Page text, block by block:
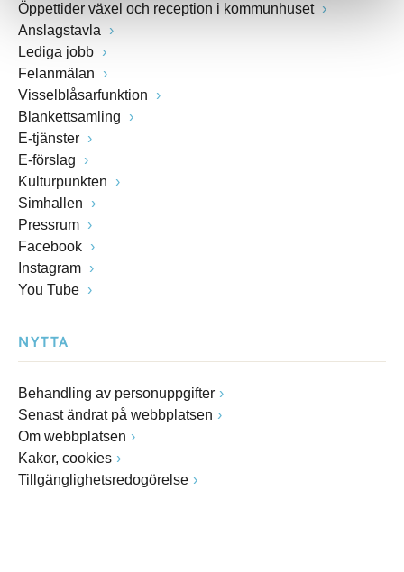
Öppettider växel och reception i kommunhuset
Anslagstavla
Lediga jobb
Felanmälan
Visselblåsarfunktion
Blankettsamling
E-tjänster
E-förslag
Kulturpunkten
Simhallen
Pressrum
Facebook
Instagram
You Tube
NYTTA
Behandling av personuppgifter
Senast ändrat på webbplatsen
Om webbplatsen
Kakor, cookies
Tillgänglighetsredogörelse